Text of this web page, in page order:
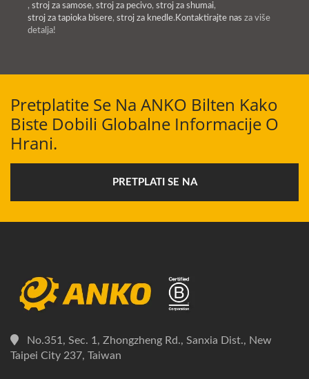
, stroj za samose, stroj za pecivo, stroj za shumai,
stroj za tapioka bisere, stroj za knedle.Kontaktirajte nas za više
detalja!
Pretplatite Se Na ANKO Bilten Kako
Biste Dobili Globalne Informacije O
Hrani.
PRETPLATI SE NA
No.351, Sec. 1, Zhongzheng Rd., Sanxia Dist., New
Taipei City 237, Taiwan